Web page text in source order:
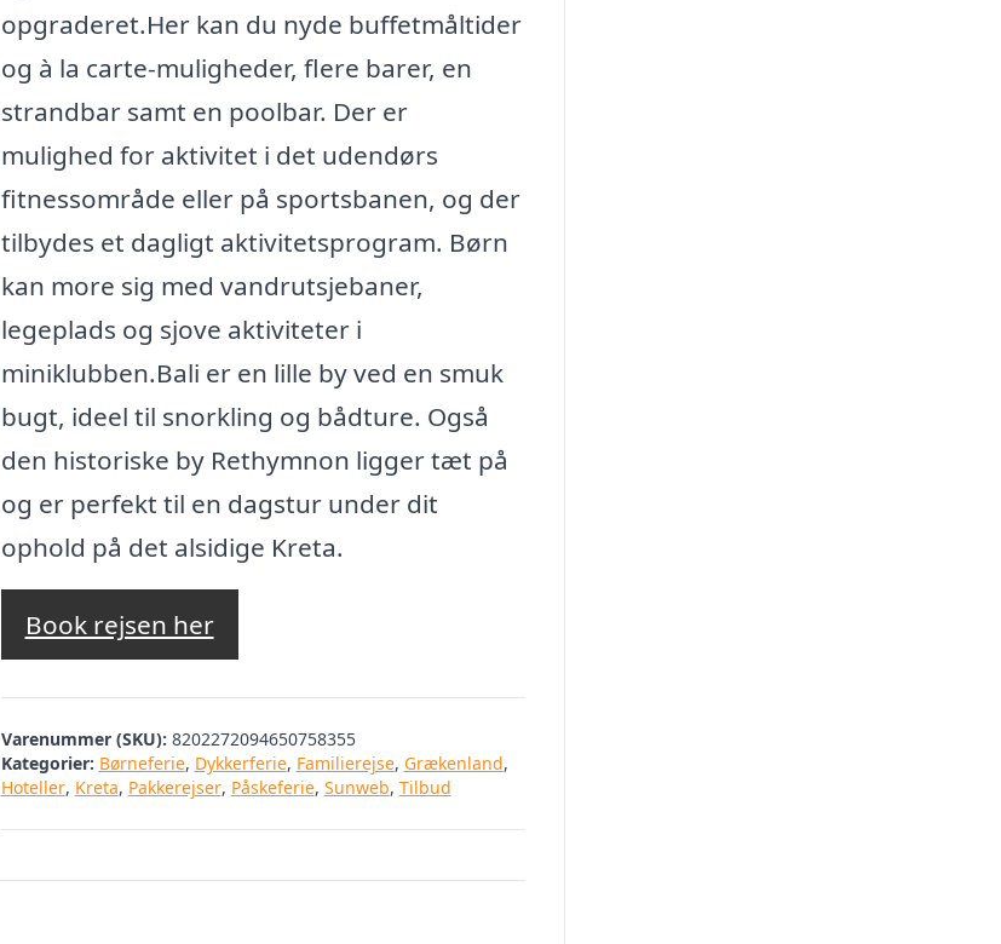
opgraderet.Her kan du nyde buffetmåltider
og à la carte-muligheder, flere barer, en
strandbar samt en poolbar. Der er
mulighed for aktivitet i det udendørs
fitnessområde eller på sportsbanen, og der
tilbydes et dagligt aktivitetsprogram. Børn
kan more sig med vandrutsjebaner,
legeplads og sjove aktiviteter i
miniklubben.Bali er en lille by ved en smuk
bugt, ideel til snorkling og bådture. Også
den historiske by Rethymnon ligger tæt på
og er perfekt til en dagstur under dit
ophold på det alsidige Kreta.
Book rejsen her
Varenummer (SKU): 8202272094650758355
Kategorier: Børneferie, Dykkerferie, Familierejse, Grækenland,
Hoteller, Kreta, Pakkerejser, Påskeferie, Sunweb, Tilbud